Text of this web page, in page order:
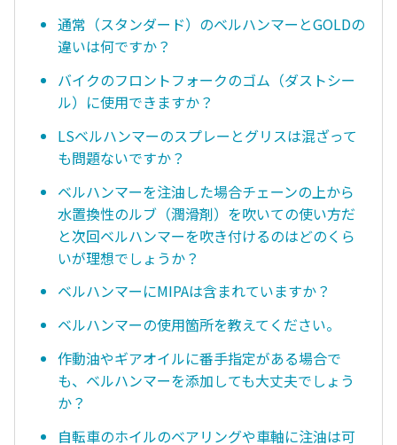
通常（スタンダード）のベルハンマーとGOLDの
違いは何ですか？
バイクのフロントフォークのゴム（ダストシー
ル）に使用できますか？
LSベルハンマーのスプレーとグリスは混ざって
も問題ないですか？
ベルハンマーを注油した場合チェーンの上から
水置換性のルブ（潤滑剤）を吹いての使い方だ
と次回ベルハンマーを吹き付けるのはどのくら
いが理想でしょうか？
ベルハンマーにMIPAは含まれていますか？
ベルハンマーの使用箇所を教えてください。
作動油やギアオイルに番手指定がある場合で
も、ベルハンマーを添加しても大丈夫でしょう
か？
自転車のホイルのベアリングや車軸に注油は可